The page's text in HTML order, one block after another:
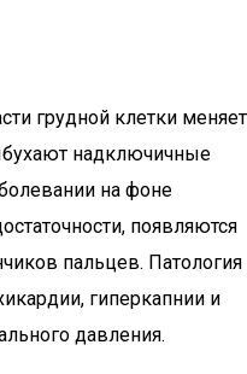
грудной клетки меняет
надключичные
на фоне
появляются
пальцев. Патология
гиперкапнии и
давления.